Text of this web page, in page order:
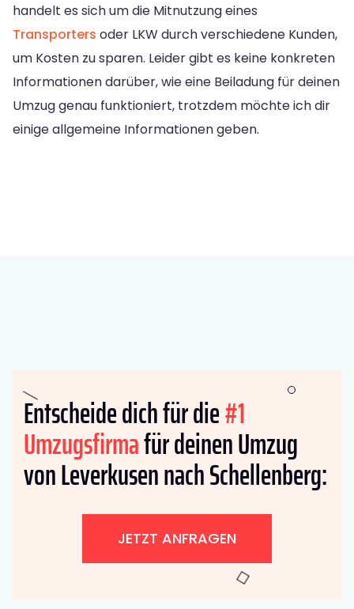
handelt es sich um die Mitnutzung eines
Transporters oder LKW durch verschiedene Kunden,
um Kosten zu sparen. Leider gibt es keine konkreten
Informationen darüber, wie eine Beiladung für deinen
Umzug genau funktioniert, trotzdem möchte ich dir
einige allgemeine Informationen geben.
Entscheide dich für die#1
Umzugsfirmafür deinen Umzug
von Leverkusen nach Schellenberg:
JETZT ANFRAGEN